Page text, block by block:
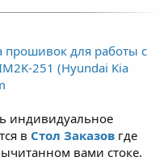
примерно
двигателя,
типа
прошивок для работы с
251 (Hyundai Kia
индивидуальное
в Стол Заказов где
вами стоке.